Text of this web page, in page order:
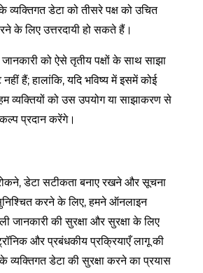
व्यक्तिगत डेटा को तीसरे पक्ष को उचित
के लिए उत्तरदायी हो सकते हैं।
को ऐसे तृतीय पक्षों के साथ साझा
हैं; हालांकि, यदि भविष्य में इसमें कोई
हम व्यक्तियों को उस उपयोग या साझाकरण से
प्रदान करेंगे।
डेटा सटीकता बनाए रखने और सूचना
करने के लिए, हमने ऑनलाइन
जानकारी की सुरक्षा और सुरक्षा के लिए
और प्रबंधकीय प्रक्रियाएँ लागू की
व्यक्तिगत डेटा की सुरक्षा करने का प्रयास